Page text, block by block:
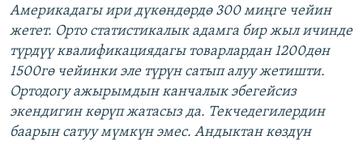
Америкадагы ири дүкөндөрдө 300 миңге чейин
жетет. Орто статистикалык адамга бир жыл ичинде
түрдүү квалификациядагы товарлардан 1200дөн
1500гө чейинки эле түрүн сатып алуу жетишти.
Ортодогу ажырымдын канчалык эбегейсиз
экендигин көрүп жатасыз да. Текчедегилердин
баарын сатуу мүмкүн эмес. Андыктан көздүн